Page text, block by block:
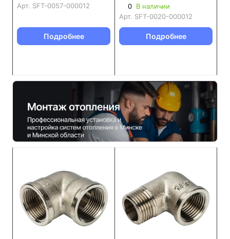
Арт. SFT-0057-000012
Подробнее
0 В наличии
Арт. SFT-0020-000012
Подробнее